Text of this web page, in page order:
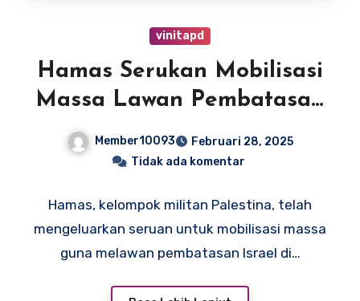
vinitapd
Hamas Serukan Mobilisasi
Massa Lawan Pembatasan
Israel di Kompleks Masjid
Al-Aqsa
Member10093
Februari 28, 2025
Tidak ada komentar
Hamas, kelompok militan Palestina, telah
mengeluarkan seruan untuk mobilisasi massa
guna melawan pembatasan Israel di…